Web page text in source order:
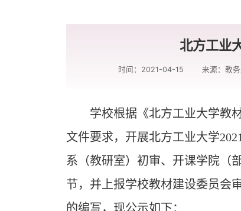
北方工业
时间：2021-04-15 来源：教
学校根据《北方工业大学教
文件要求，开展北方工业大学2021
系（教研室）初审、开课学院（
节，并上报学校教材建设委员会
的编写，现公示如下：